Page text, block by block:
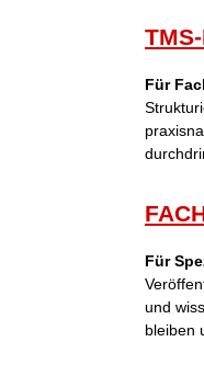
Für
Für
und
bleiben